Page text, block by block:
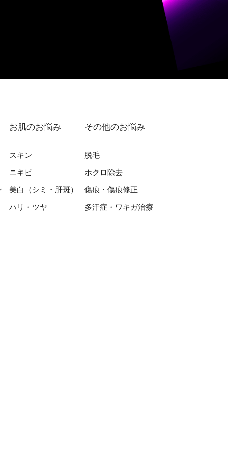
お肌のお悩み
スキン
ニキビ
美⽩（シミ・肝斑）
ハリ・ツヤ
その他のお悩み
脱⽑
ホクロ除去
傷痕・傷痕修正
多汗症・ワキガ治療